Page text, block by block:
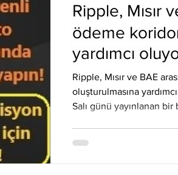
Cosmos Dogecoin
Haberleri
Ripple, Mısır
ödeme
yardımcı
Ripple, Mısır ve BAE
oluşturulmasına
Salı günü yayınlanan bir